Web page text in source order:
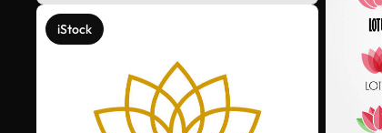
iStock